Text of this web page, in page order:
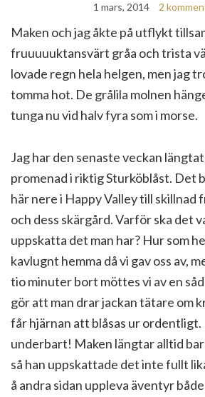
1 mars, 2014 2
Maken och jag åkte på utflykt
fruuuuuktansvärt gråa och trista
lovade regn hela helgen, men jag
tomma hot. De grålila molnen
tunga nu vid halv fyra som i morse.
Jag har den senaste veckan
promenad i riktig Sturköblåst. Det
här nere i Happy Valley till skillnad
och dess skärgård. Varför ska det
uppskatta det man har? Hur som
kavlugnt hemma då vi gav oss av,
tio minuter bort möttes vi av en
gör att man drar jackan tätare om
får hjärnan att blåsas ur
underbart! Maken längtar alltid
så han uppskattade det inte fullt
å andra sidan uppleva äventyr